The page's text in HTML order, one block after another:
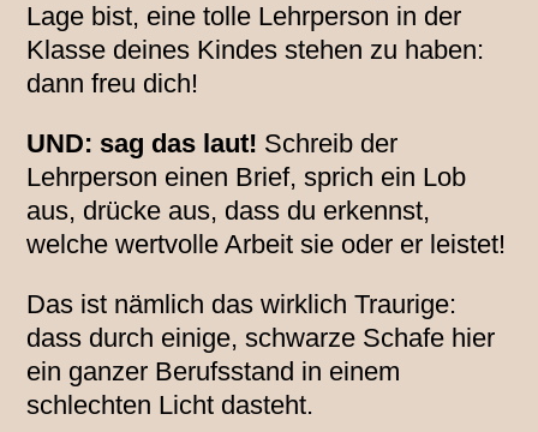
Lage bist, eine tolle Lehrperson in der
Klasse deines Kindes stehen zu haben:
dann freu dich!
UND: sag das laut! Schreib der
Lehrperson einen Brief, sprich ein Lob
aus, drücke aus, dass du erkennst,
welche wertvolle Arbeit sie oder er leistet!
Das ist nämlich das wirklich Traurige:
dass durch einige, schwarze Schafe hier
ein ganzer Berufsstand in einem
schlechten Licht dasteht.